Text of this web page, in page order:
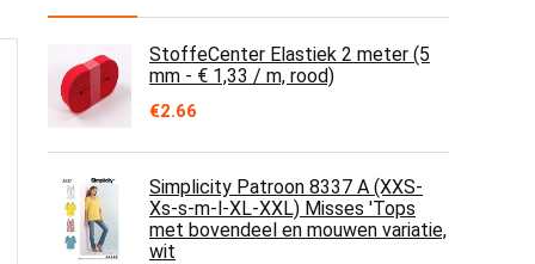
StoffeCenter Elastiek 2 meter (5
mm - € 1,33 / m, rood)
€2.66
Simplicity Patroon 8337 A (XXS-
Xs-s-m-l-XL-XXL) Misses 'Tops
met bovendeel en mouwen variatie,
wit